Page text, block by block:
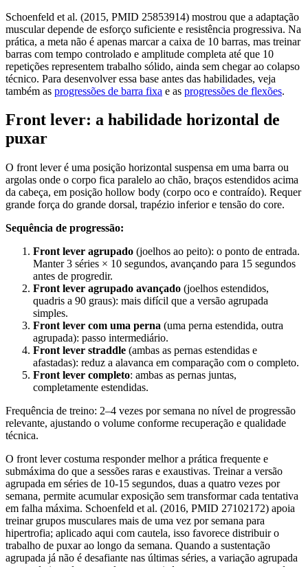
Schoenfeld et al. (2015, PMID 25853914) mostrou que a adaptação
muscular depende de esforço suficiente e resistência progressiva. Na
prática, a meta não é apenas marcar a caixa de 10 barras, mas treinar
barras com tempo controlado e amplitude completa até que 10
repetições representem trabalho sólido, ainda sem chegar ao colapso
técnico. Para desenvolver essa base antes das habilidades, veja
também as progressões de barra fixa e as progressões de flexões.
Front lever: a habilidade horizontal de
puxar
O front lever é uma posição horizontal suspensa em uma barra ou
argolas onde o corpo fica paralelo ao chão, braços estendidos acima
da cabeça, em posição hollow body (corpo oco e contraído). Requer
grande força do grande dorsal, trapézio inferior e tensão do core.
Sequência de progressão:
Front lever agrupado (joelhos ao peito): o ponto de entrada.
Manter 3 séries × 10 segundos, avançando para 15 segundos
antes de progredir.
Front lever agrupado avançado (joelhos estendidos,
quadris a 90 graus): mais difícil que a versão agrupada
simples.
Front lever com uma perna (uma perna estendida, outra
agrupada): passo intermediário.
Front lever straddle (ambas as pernas estendidas e
afastadas): reduz a alavanca em comparação com o completo.
Front lever completo: ambas as pernas juntas,
completamente estendidas.
Frequência de treino: 2–4 vezes por semana no nível de progressão
relevante, ajustando o volume conforme recuperação e qualidade
técnica.
O front lever costuma responder melhor a prática frequente e
submáxima do que a sessões raras e exaustivas. Treinar a versão
agrupada em séries de 10-15 segundos, duas a quatro vezes por
semana, permite acumular exposição sem transformar cada tentativa
em falha máxima. Schoenfeld et al. (2016, PMID 27102172) apoia
treinar grupos musculares mais de uma vez por semana para
hipertrofia; aplicado aqui com cautela, isso favorece distribuir o
trabalho de puxar ao longo da semana. Quando a sustentação
agrupada já não é desafiante nas últimas séries, a variação agrupada